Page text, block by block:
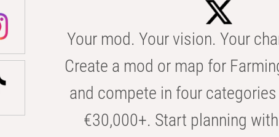
Your mod. Your vision. Your
Create a mod or map for
and compete in four
€30,000+. Start planning